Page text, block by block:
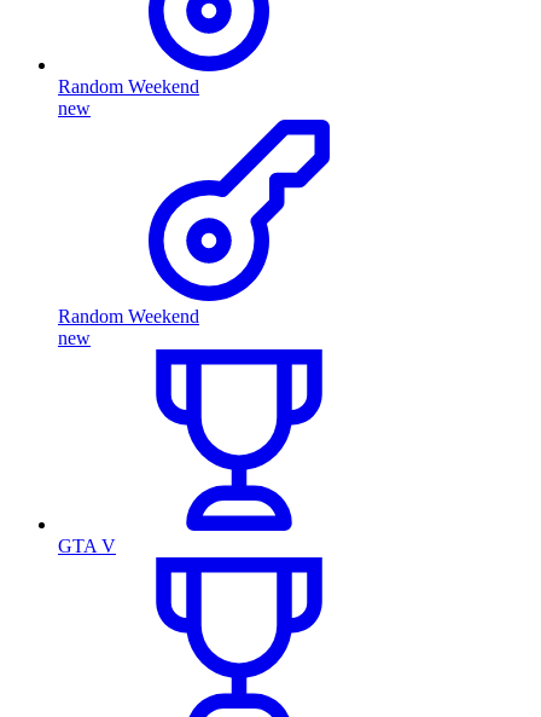
Random Weekend
new
Random Weekend
new
GTA V